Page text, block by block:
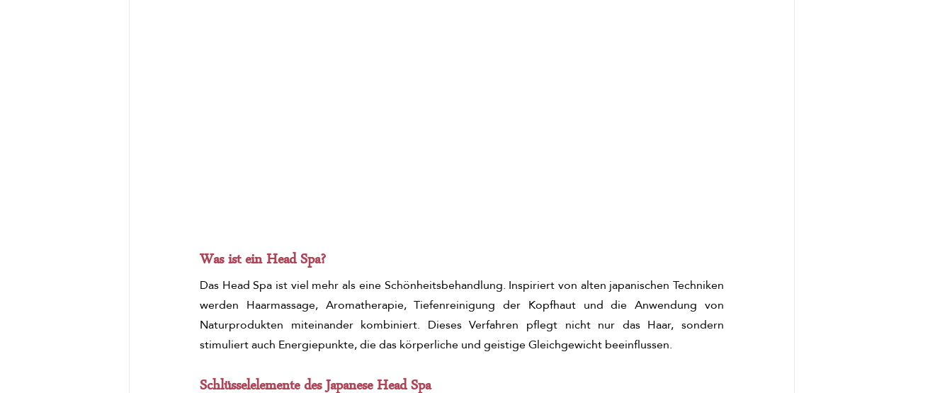
Was ist ein Head Spa?
Das Head Spa ist viel mehr als eine Schönheitsbehandlung. Inspiriert von alten japanischen Techniken
werden Haarmassage, Aromatherapie, Tiefenreinigung der Kopfhaut und die Anwendung von
Naturprodukten miteinander kombiniert. Dieses Verfahren pflegt nicht nur das Haar, sondern
stimuliert auch Energiepunkte, die das körperliche und geistige Gleichgewicht beeinflussen.
Schlüsselelemente des Japanese Head Spa